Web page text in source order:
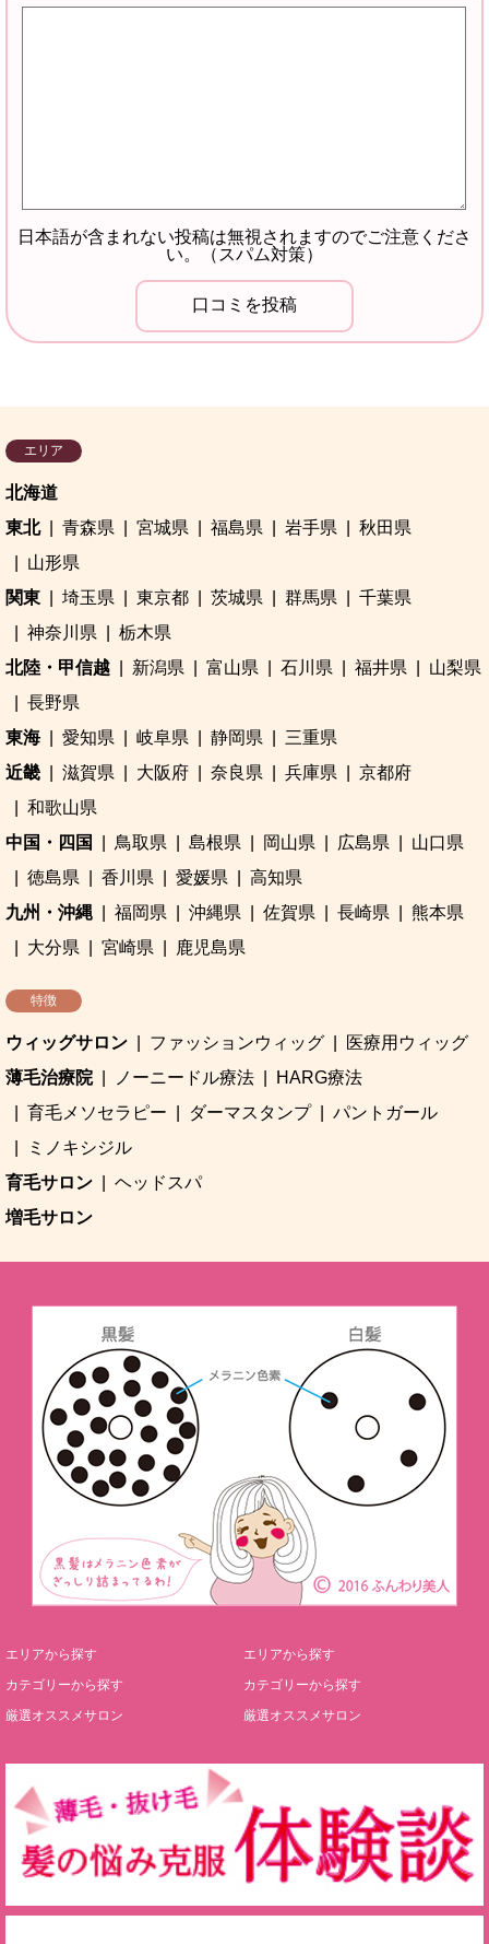
日本語が含まれない投稿は無視されますのでご注意くださ
い。（スパム対策）
エリア
北海道
東北
青森県 宮城県 福島県 岩手県
秋田県
山形県
関東
埼玉県 東京都 茨城県 群馬県
千葉県
神奈川県
栃木県
北陸・甲信越
新潟県 富山県 石川県 福井県
山梨県
長野県
東海
愛知県 岐阜県 静岡県
三重県
近畿
滋賀県 大阪府 奈良県 兵庫県
京都府
和歌山県
中国・四国
鳥取県 島根県 岡山県 広島県
山口県
徳島県
香川県 愛媛県
高知県
九州・沖縄
福岡県 沖縄県 佐賀県 長崎県
熊本県
大分県
宮崎県 鹿児島県
特徴
ウィッグサロン ファッションウィッグ
医療用ウィッグ
薄毛治療院
ノーニードル療法
HARG療法
育毛メソセラピー
ダーマスタンプ
パントガール
ミノキシジル
育毛サロン
ヘッドスパ
増毛サロン
エリアから探す
カテゴリーから探す
厳選オススメサロン
エリアから探す
カテゴリーから探す
厳選オススメサロン